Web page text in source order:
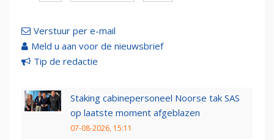
Verstuur per e-mail
Meld u aan voor de nieuwsbrief
Tip de redactie
Staking cabinepersoneel Noorse tak SAS
op laatste moment afgeblazen
07-08-2026, 15:11